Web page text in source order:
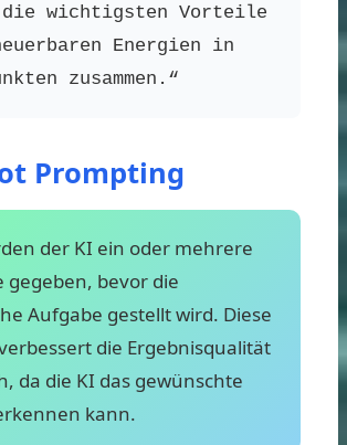
die wichtigsten Vorteile
Energien in
zusammen.“
Prompting
der KI ein oder mehrere
gegeben, bevor die
Aufgabe gestellt wird. Diese
die Ergebnisqualität
da die KI das gewünschte
kann.